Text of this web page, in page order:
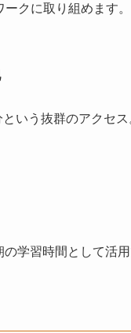
クに取り組めます。
いう抜群のアクセ
学習時間として活